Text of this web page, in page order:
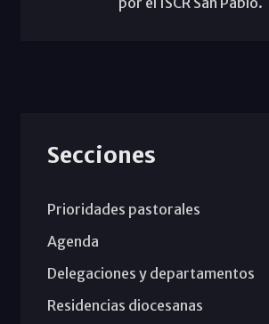
Secciones
Prioridades pastorales
Agenda
Delegaciones y departamentos
Residencias diocesanas